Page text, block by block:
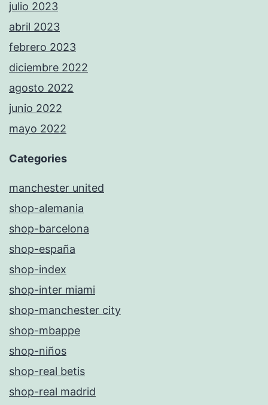
julio 2023
abril 2023
febrero 2023
diciembre 2022
agosto 2022
junio 2022
mayo 2022
Categories
manchester united
shop-alemania
shop-barcelona
shop-españa
shop-index
shop-inter miami
shop-manchester city
shop-mbappe
shop-niños
shop-real betis
shop-real madrid